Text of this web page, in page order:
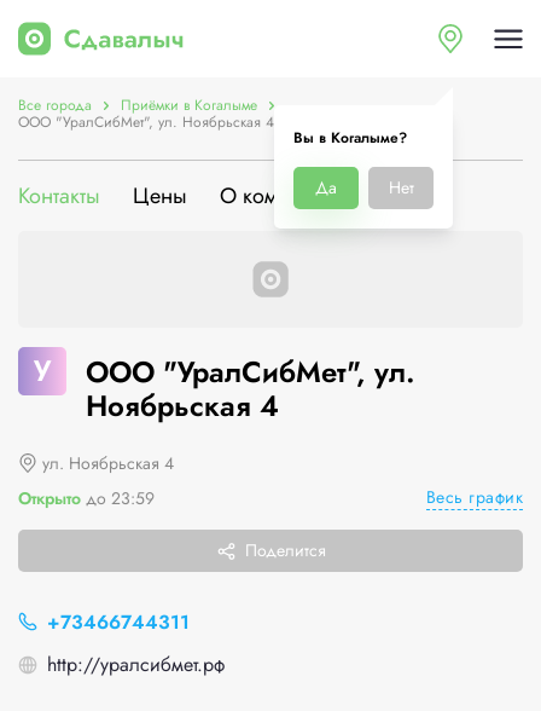
Вы в Когалыме?
Да Нет
Все города Приёмки в Когалыме
ООО "УралСибМет", ул. Ноябрьская 4
Контакты Цены О компании
У
ООО "УралСибМет", ул.
Ноябрьская 4
ул. Ноябрьская 4
Открыто до 23:59 Весь график
Поделится
+73466744311
http://уралсибмет.рф